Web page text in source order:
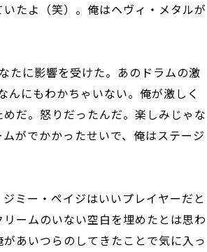
たよ（笑）。俺はヘヴィ・メタルが
たに影響を受けた。あのドラムの激
んにもわかちゃいない。俺が激しく
だ。怒りだったんだ。楽しみじゃな
がでかかったせいで、俺はステージ
ミー・ペイジはいいプレイヤーだと
ームのいない空白を埋めたとは思わ
あいつらのしてきたことで気に入っ